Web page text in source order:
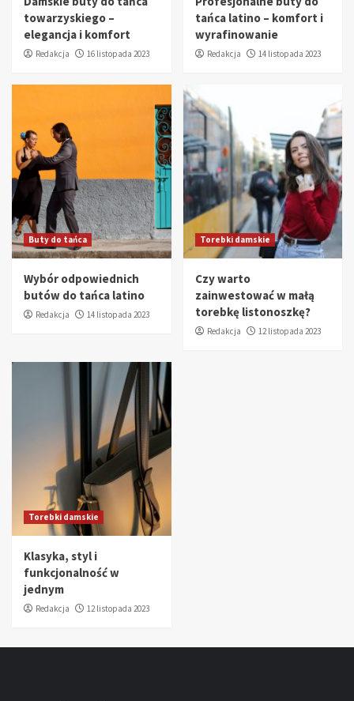
towarzyskiego –
elegancja i komfort
Redakcja 16 listopada 2023
tańca latino – komfort i
wyrafinowanie
Redakcja 14 listopada 2023
Buty do tańca
Wybór odpowiednich
butów do tańca latino
Redakcja 14 listopada 2023
Torebki damskie
Czy warto
zainwestować w małą
torebkę listonoszkę?
Redakcja 12 listopada 2023
Torebki damskie
Klasyka, styl i
funkcjonalność w
jednym
Redakcja 12 listopada 2023